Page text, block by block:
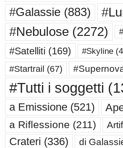
#Galassie (883)
#Nebulose (2272)
#Satelliti (169) #Skyline
#Startrail (67)
#Tutti i soggetti
a Emissione (521)
a Riflessione (211)
Crateri (336) di